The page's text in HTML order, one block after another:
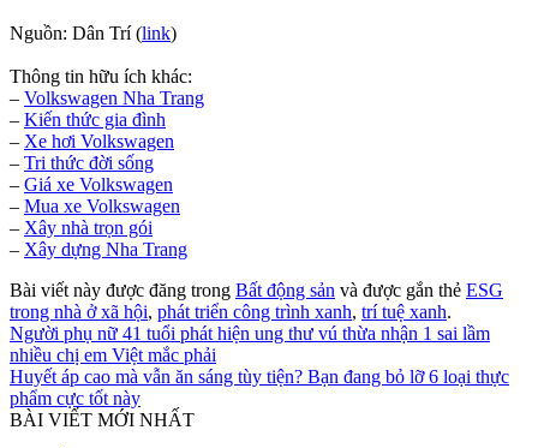
Nguồn: Dân Trí (link)
Thông tin hữu ích khác:
– Volkswagen Nha Trang
– Kiến thức gia đình
– Xe hơi Volkswagen
– Tri thức đời sống
– Giá xe Volkswagen
– Mua xe Volkswagen
– Xây nhà trọn gói
– Xây dựng Nha Trang
Bài viết này được đăng trong Bất động sản và được gắn thẻ ESG
trong nhà ở xã hội, phát triển công trình xanh, trí tuệ xanh.
Người phụ nữ 41 tuổi phát hiện ung thư vú thừa nhận 1 sai lầm
nhiều chị em Việt mắc phải
Huyết áp cao mà vẫn ăn sáng tùy tiện? Bạn đang bỏ lỡ 6 loại thực
phẩm cực tốt này
BÀI VIẾT MỚI NHẤT